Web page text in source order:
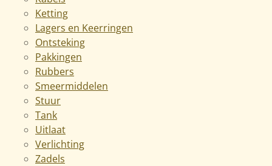
Ketting
Lagers en Keerringen
Ontsteking
Pakkingen
Rubbers
Smeermiddelen
Stuur
Tank
Uitlaat
Verlichting
Zadels